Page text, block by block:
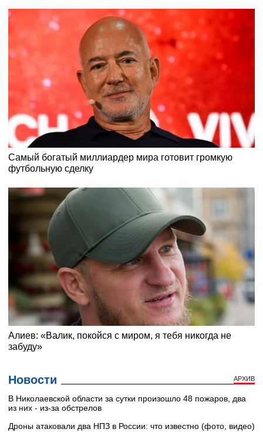
Новости АРХИВ
В Николаевской области за сутки произошло 48 пожаров, два
из них - из-за обстрелов
Дроны атаковали два НПЗ в России: что известно (фото, видео)